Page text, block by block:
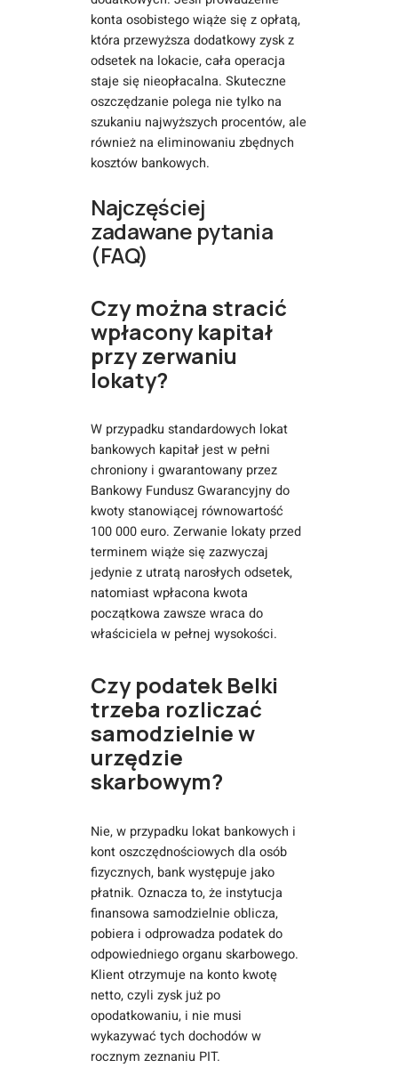
konta osobistego wiąże się z opłatą,
która przewyższa dodatkowy zysk z
odsetek na lokacie, cała operacja
staje się nieopłacalna. Skuteczne
oszczędzanie polega nie tylko na
szukaniu najwyższych procentów, ale
również na eliminowaniu zbędnych
kosztów bankowych.
Najczęściej
zadawane pytania
(FAQ)
Czy można stracić
wpłacony kapitał
przy zerwaniu
lokaty?
W przypadku standardowych lokat
bankowych kapitał jest w pełni
chroniony i gwarantowany przez
Bankowy Fundusz Gwarancyjny do
kwoty stanowiącej równowartość
100 000 euro. Zerwanie lokaty przed
terminem wiąże się zazwyczaj
jedynie z utratą narosłych odsetek,
natomiast wpłacona kwota
początkowa zawsze wraca do
właściciela w pełnej wysokości.
Czy podatek Belki
trzeba rozliczać
samodzielnie w
urzędzie
skarbowym?
Nie, w przypadku lokat bankowych i
kont oszczędnościowych dla osób
fizycznych, bank występuje jako
płatnik. Oznacza to, że instytucja
finansowa samodzielnie oblicza,
pobiera i odprowadza podatek do
odpowiedniego organu skarbowego.
Klient otrzymuje na konto kwotę
netto, czyli zysk już po
opodatkowaniu, i nie musi
wykazywać tych dochodów w
rocznym zeznaniu PIT.